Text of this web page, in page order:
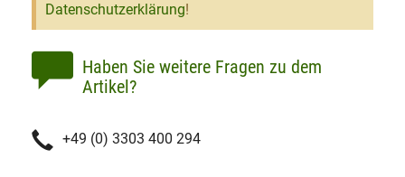
Datenschutzerklärung!
Haben Sie weitere Fragen zu dem
Artikel?
+49 (0) 3303 400 294